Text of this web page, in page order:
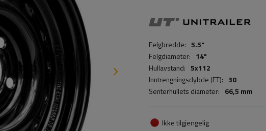
Felgbredde: 5.5"
Felgdiameter: 14"
Hullavstand: 5x112
Inntrengningsdybde (ET): 30
Senterhullets diameter: 66,5 mm
Ikke tilgjengelig